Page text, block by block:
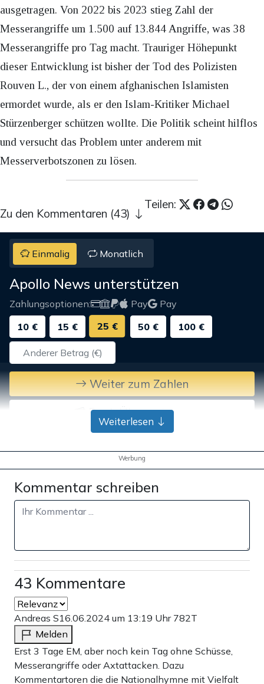
ausgetragen. Von 2022 bis 2023 stieg Zahl der
Messerangriffe um 1.500 auf 13.844 Angriffe, was 38
Messerangriffe pro Tag macht. Trauriger Höhepunkt
dieser Entwicklung ist bisher der Tod des Polizisten
Rouven L., der von einem afghanischen Islamisten
ermordet wurde, als er den Islam-Kritiker Michael
Stürzenberger schützen wollte. Die Politik scheint hilflos
und versucht das Problem unter anderem mit
Messerverbotszonen zu lösen.
Teilen:
Zu den Kommentaren (43)
Einmalig Monatlich
Apollo News unterstützen
Zahlungsoptionen: Pay
Pay
10 €
15 € 25 € 50 € 100 €
Weiter zum Zahlen
Bank-Überweisung
Weiterlesen
Werbung
Kommentar schreiben
43 Kommentare
Andreas S16.06.2024 um 13:19 Uhr 782T
Melden
Erst 3 Tage EM, aber noch kein Tag ohne Schüsse,
Messerangriffe oder Axtattacken. Dazu
Kommentartoren die die Nationalhymne mit Vielfalt